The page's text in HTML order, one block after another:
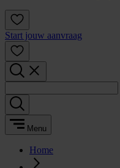
Start jouw aanvraag
Menu
Home